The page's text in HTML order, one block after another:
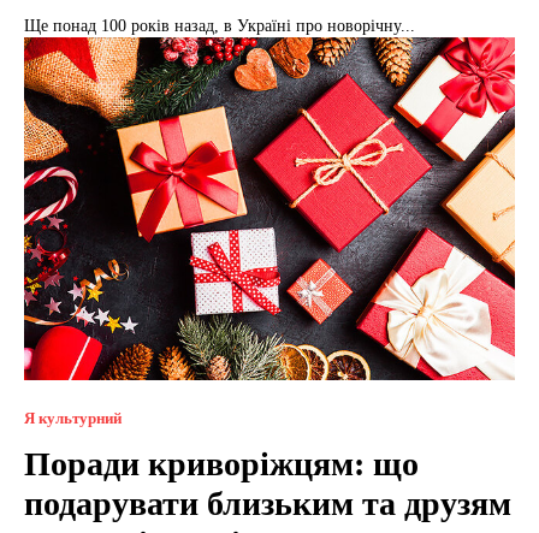
Ще понад 100 років назад, в Україні про новорічну...
Я культурний
Поради криворіжцям: що
подарувати близьким та друзям